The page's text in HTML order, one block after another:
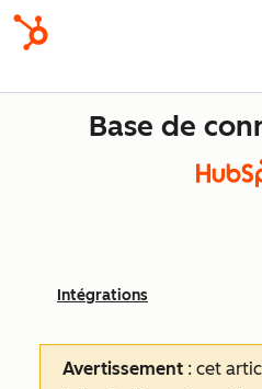
Base de
Intégrations
Avertissement : cet